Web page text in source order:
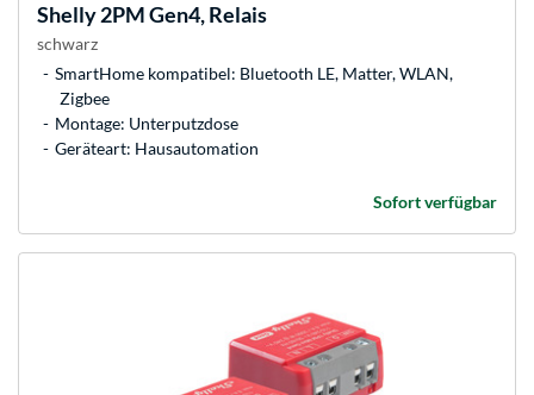
Shelly2PM Gen4, Relais
schwarz
SmartHome kompatibel: Bluetooth LE, Matter, WLAN,
Zigbee
Montage: Unterputzdose
Geräteart: Hausautomation
Sofort verfügbar